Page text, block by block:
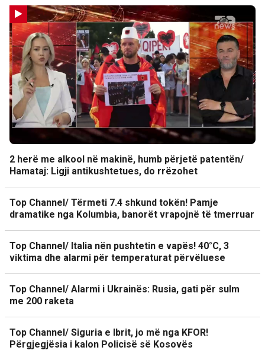
2 herë me alkool në makinë, humb përjetë patentën/
Hamataj: Ligji antikushtetues, do rrëzohet
Top Channel/ Tërmeti 7.4 shkund tokën! Pamje
dramatike nga Kolumbia, banorët vrapojnë të tmerruar
Top Channel/ Italia nën pushtetin e vapës! 40°C, 3
viktima dhe alarmi për temperaturat përvëluese
Top Channel/ Alarmi i Ukrainës: Rusia, gati për sulm
me 200 raketa
Top Channel/ Siguria e Ibrit, jo më nga KFOR!
Përgjegjësia i kalon Policisë së Kosovës